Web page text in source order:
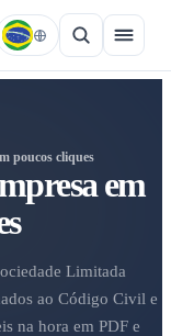
poucos cliques
em
Limitada
ao Código Civil e
na hora em PDF e